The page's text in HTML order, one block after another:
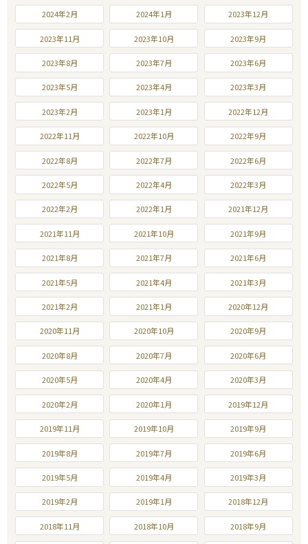
2024年2月 2024年1月 2023年12月
2023年11月 2023年10月 2023年9月
2023年8月 2023年7月 2023年6月
2023年5月 2023年4月 2023年3月
2023年2月 2023年1月 2022年12月
2022年11月 2022年10月 2022年9月
2022年8月 2022年7月 2022年6月
2022年5月 2022年4月 2022年3月
2022年2月 2022年1月 2021年12月
2021年11月 2021年10月 2021年9月
2021年8月 2021年7月 2021年6月
2021年5月 2021年4月 2021年3月
2021年2月 2021年1月 2020年12月
2020年11月 2020年10月 2020年9月
2020年8月 2020年7月 2020年6月
2020年5月 2020年4月 2020年3月
2020年2月 2020年1月 2019年12月
2019年11月 2019年10月 2019年9月
2019年8月 2019年7月 2019年6月
2019年5月 2019年4月 2019年3月
2019年2月 2019年1月 2018年12月
2018年11月 2018年10月 2018年9月